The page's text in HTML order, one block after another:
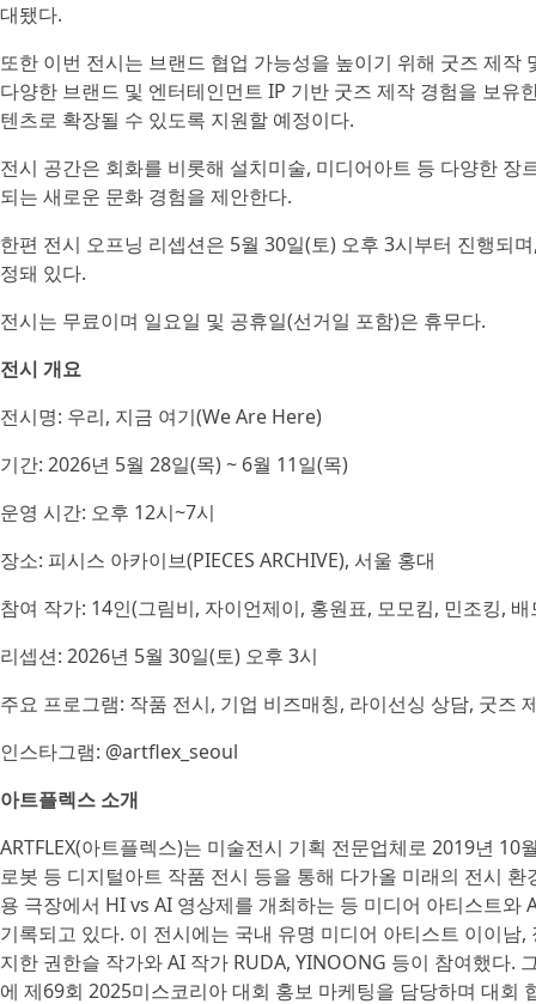
대됐다.
또한 이번 전시는 브랜드 협업 가능성을 높이기 위해 굿즈 제작
다양한 브랜드 및 엔터테인먼트 IP 기반 굿즈 제작 경험을 보
텐츠로 확장될 수 있도록 지원할 예정이다.
전시 공간은 회화를 비롯해 설치미술, 미디어아트 등 다양한
되는 새로운 문화 경험을 제안한다.
한편 전시 오프닝 리셉션은 5월 30일(토) 오후 3시부터 진행되
정돼 있다.
전시는 무료이며 일요일 및 공휴일(선거일 포함)은 휴무다.
전시 개요
전시명: 우리, 지금 여기(We Are Here)
기간: 2026년 5월 28일(목) ~ 6월 11일(목)
운영 시간: 오후 12시~7시
장소: 피시스 아카이브(PIECES ARCHIVE), 서울 홍대
참여 작가: 14인(그림비, 자이언제이, 홍원표, 모모킴, 민조킹,
리셉션: 2026년 5월 30일(토) 오후 3시
주요 프로그램: 작품 전시, 기업 비즈매칭, 라이선싱 상담, 굿즈
인스타그램: @artflex_seoul
아트플렉스 소개
ARTFLEX(아트플렉스)는 미술전시 기획 전문업체로 2019년
로봇 등 디지털아트 작품 전시 등을 통해 다가올 미래의 전시
용 극장에서 HI vs AI 영상제를 개최하는 등 미디어 아티스트
기록되고 있다. 이 전시에는 국내 유명 미디어 아티스트 이이
지한 권한슬 작가와 AI 작가 RUDA, YINOONG 등이 참여했다.
에 제69회 2025미스코리아 대회 홍보 마케팅을 담당하며 대